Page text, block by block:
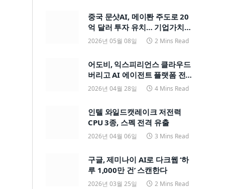
중국 문샷AI, 메이퇀 주도로 20
억 달러 투자 유치… 기업가치
200억 달러
2026년 05월 08일 2 Mins Read
어도비, 익스피리언스 클라우드
버리고 AI 에이전트 플랫폼 전면
전환
2026년 04월 28일 4 Mins Read
인텔 와일드캣레이크 저전력
CPU 3종, 스펙 전격 유출
2026년 04월 06일 3 Mins Read
구글, 제미나이 AI로 다크웹 ‘하
루 1,000만 건’ 스캔한다
2026년 03월 25일 2 Mins Read